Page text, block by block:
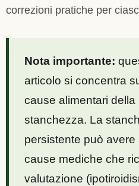
correzioni pratiche per
Nota importante:
articolo si concentra
cause alimentari della
stanchezza. La
persistente può avere
cause mediche che
valutazione